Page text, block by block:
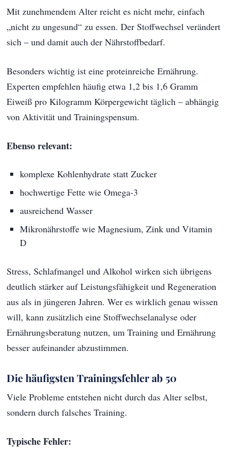
Mit zunehmendem Alter reicht es nicht mehr, einfach
„nicht zu ungesund“ zu essen. Der Stoffwechsel verändert
sich – und damit auch der Nährstoffbedarf.
Besonders wichtig ist eine proteinreiche Ernährung.
Experten empfehlen häufig etwa 1,2 bis 1,6 Gramm
Eiweiß pro Kilogramm Körpergewicht täglich – abhängig
von Aktivität und Trainingspensum.
Ebenso relevant:
komplexe Kohlenhydrate statt Zucker
hochwertige Fette wie Omega-3
ausreichend Wasser
Mikronährstoffe wie Magnesium, Zink und Vitamin
D
Stress, Schlafmangel und Alkohol wirken sich übrigens
deutlich stärker auf Leistungsfähigkeit und Regeneration
aus als in jüngeren Jahren. Wer es wirklich genau wissen
will, kann zusätzlich eine Stoffwechselanalyse oder
Ernährungsberatung nutzen, um Training und Ernährung
besser aufeinander abzustimmen.
Die häufigsten Trainingsfehler ab 50
Viele Probleme entstehen nicht durch das Alter selbst,
sondern durch falsches Training.
Typische Fehler: